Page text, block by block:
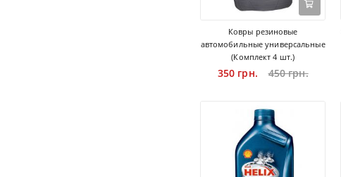
Ковры резиновые
автомобильные универсальные
(Комплект 4 шт.)
350 грн. 450 грн.